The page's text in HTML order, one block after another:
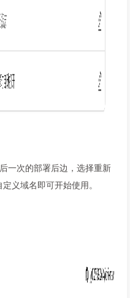
一次的部署后边，选择重新
义域名即可开始使用。